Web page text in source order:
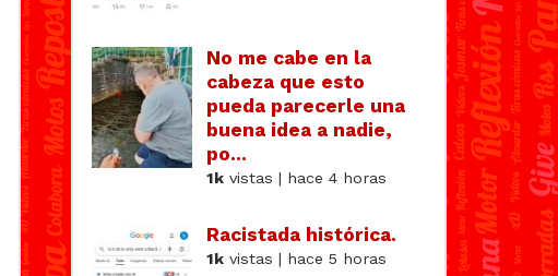
No me cabe en la
cabeza que esto
pueda parecerle una
buena idea a nadie,
po...
1kvistas | hace 4 horas
Racistada histórica.
1kvistas | hace 5 horas